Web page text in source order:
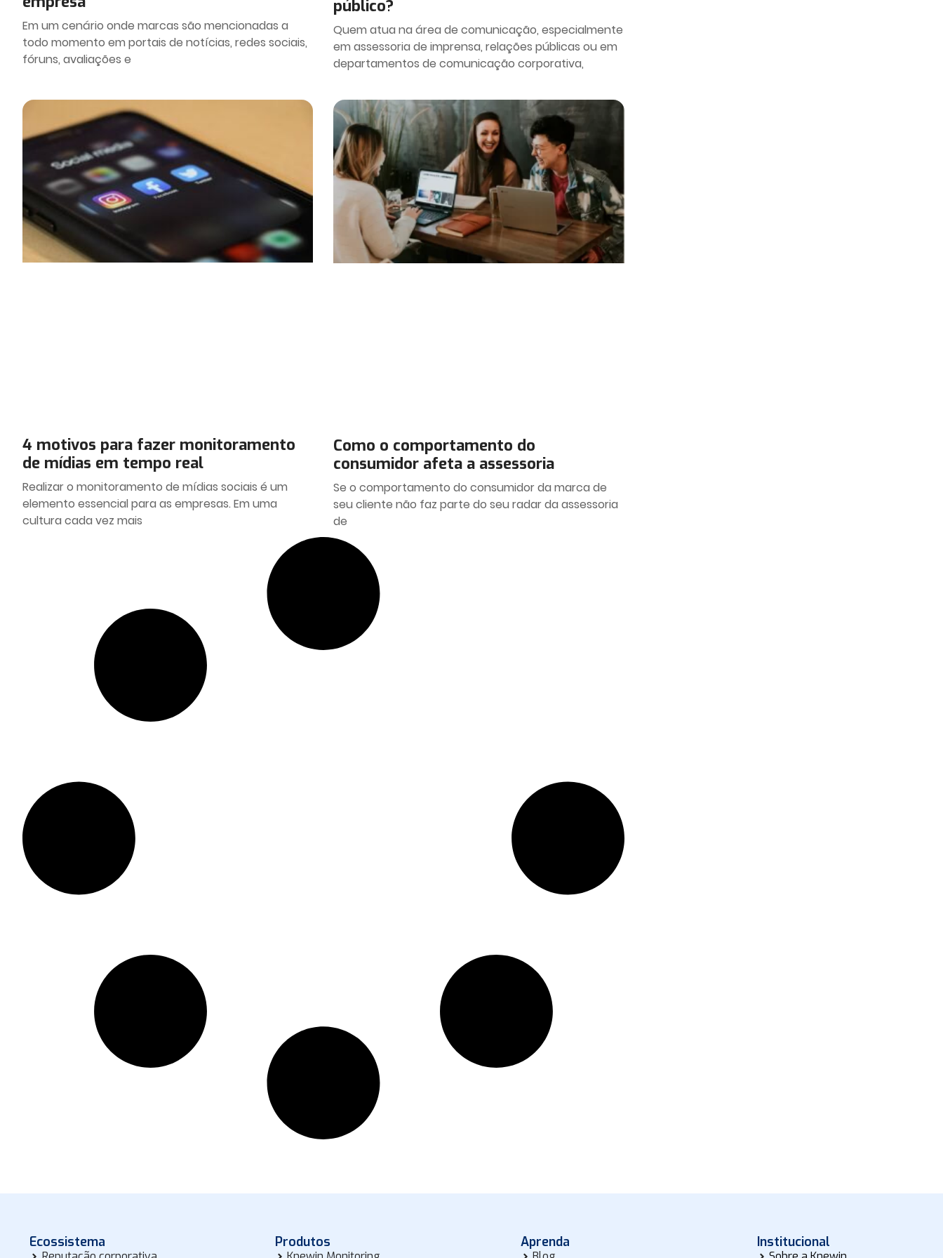
Em um cenário onde marcas são mencionadas a
todo momento em portais de notícias, redes sociais,
fóruns, avaliações e
público?
Quem atua na área de comunicação, especialmente
em assessoria de imprensa, relações públicas ou em
departamentos de comunicação corporativa,
4 motivos para fazer monitoramento
de mídias em tempo real
Realizar o monitoramento de mídias sociais é um
elemento essencial para as empresas. Em uma
cultura cada vez mais
Como o comportamento do
consumidor afeta a assessoria
Se o comportamento do consumidor da marca de
seu cliente não faz parte do seu radar da assessoria
de
Ecossistema Produtos Aprenda Institucional